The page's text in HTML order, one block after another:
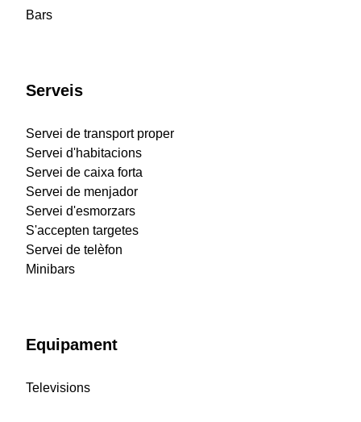
Bars
Serveis
Servei de transport proper
Servei d'habitacions
Servei de caixa forta
Servei de menjador
Servei d'esmorzars
S'accepten targetes
Servei de telèfon
Minibars
Equipament
Televisions